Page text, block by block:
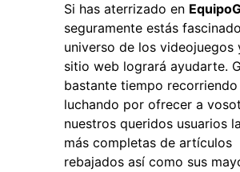
Si has aterrizado en
seguramente estás
universo de los videojuegos
sitio web logrará ayudarte.
bastante tiempo
luchando por ofrecer a
nuestros queridos usuarios
más completas de artículos
rebajados así como sus